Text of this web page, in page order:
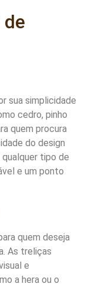
sua simplicidade
cedro, pinho
quem procura
do design
tipo de
e um ponto
quem deseja
As treliças
e
a hera ou o